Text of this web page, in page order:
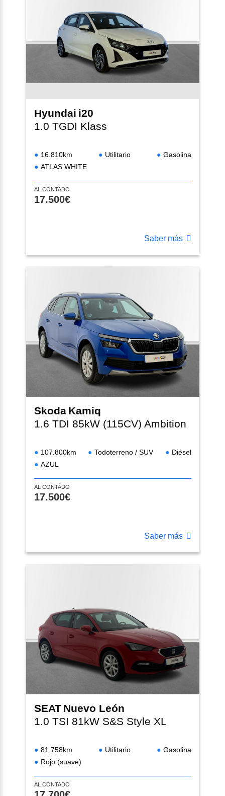
Hyundai i20
1.0 TGDI Klass
16.810km Utilitario
Gasolina
ATLAS WHITE
AL CONTADO
17.500€
Saber más
Skoda Kamiq
1.6 TDI 85kW (115CV) Ambition
107.800km Todoterreno / SUV
Diésel
AZUL
AL CONTADO
17.500€
Saber más
SEAT Nuevo León
1.0 TSI 81kW S&S Style XL
81.758km Utilitario
Gasolina
Rojo (suave)
AL CONTADO